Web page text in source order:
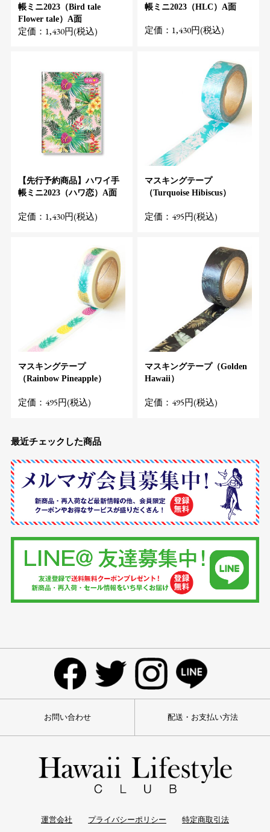
帳ミニ2023（Bird tale
Flower tale）A面
定価：1,430円(税込)
帳ミニ2023（HLC）A面
定価：1,430円(税込)
【先行予約商品】ハワイ手
帳ミニ2023（ハワ恋）A面
定価：1,430円(税込)
マスキングテープ
（Turquoise Hibiscus）
定価：495円(税込)
マスキングテープ
（Rainbow Pineapple）
定価：495円(税込)
マスキングテープ（Golden
Hawaii）
定価：495円(税込)
最近チェックした商品
お問い合わせ 配送・お支払い方法
運営会社 プライバシーポリシー 特定商取引法